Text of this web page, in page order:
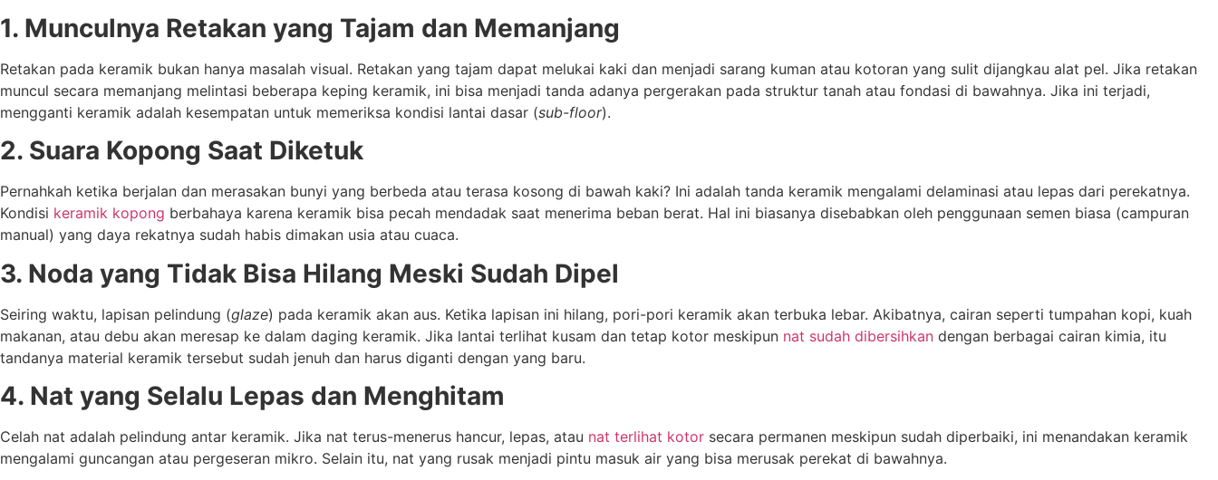
1. Munculnya Retakan yang Tajam dan Memanjang
Retakan pada keramik bukan hanya masalah visual. Retakan yang tajam dapat melukai kaki dan menjadi sarang kuman atau kotoran yang sulit dijangkau alat pel. Jika retakan
muncul secara memanjang melintasi beberapa keping keramik, ini bisa menjadi tanda adanya pergerakan pada struktur tanah atau fondasi di bawahnya. Jika ini terjadi,
mengganti keramik adalah kesempatan untuk memeriksa kondisi lantai dasar (sub-floor).
2. Suara Kopong Saat Diketuk
Pernahkah ketika berjalan dan merasakan bunyi yang berbeda atau terasa kosong di bawah kaki? Ini adalah tanda keramik mengalami delaminasi atau lepas dari perekatnya.
Kondisi keramik kopong berbahaya karena keramik bisa pecah mendadak saat menerima beban berat. Hal ini biasanya disebabkan oleh penggunaan semen biasa (campuran
manual) yang daya rekatnya sudah habis dimakan usia atau cuaca.
3. Noda yang Tidak Bisa Hilang Meski Sudah Dipel
Seiring waktu, lapisan pelindung (glaze) pada keramik akan aus. Ketika lapisan ini hilang, pori-pori keramik akan terbuka lebar. Akibatnya, cairan seperti tumpahan kopi, kuah
makanan, atau debu akan meresap ke dalam daging keramik. Jika lantai terlihat kusam dan tetap kotor meskipun nat sudah dibersihkan dengan berbagai cairan kimia, itu
tandanya material keramik tersebut sudah jenuh dan harus diganti dengan yang baru.
4. Nat yang Selalu Lepas dan Menghitam
Celah nat adalah pelindung antar keramik. Jika nat terus-menerus hancur, lepas, atau nat terlihat kotor secara permanen meskipun sudah diperbaiki, ini menandakan keramik
mengalami guncangan atau pergeseran mikro. Selain itu, nat yang rusak menjadi pintu masuk air yang bisa merusak perekat di bawahnya.